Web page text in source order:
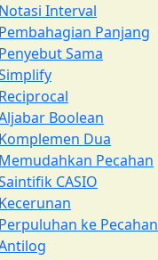
Interval
Panjang
Sama
Boolean
Dua
Pecahan
CASIO
ke Pecahan